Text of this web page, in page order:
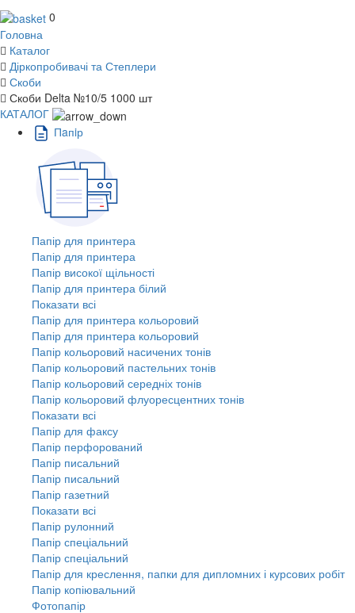
0
Головна
Каталог
Діркопробивачі та Степлери
Скоби
Скоби Delta №10/5 1000 шт
КАТАЛОГ
Пaпiр
Папір для принтера
Папір для принтера
Папір високої щільності
Папір для принтера білий
Показати всі
Папір для принтера кольоровий
Папір для принтера кольоровий
Папір кольоровий насичених тонів
Папір кольоровий пастельних тонів
Папір кольоровий середніх тонів
Папір кольоровий флуоресцентних тонів
Показати всі
Папір для факсу
Папір перфорований
Папір писальний
Папір писальний
Папір газетний
Показати всі
Папір рулонний
Папір спеціальний
Папір спеціальний
Папір для креслення, папки для дипломних і курсових робіт
Папір копіювальний
Фотопапір